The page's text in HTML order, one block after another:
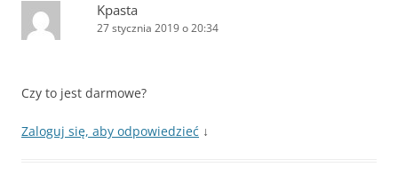
Kpasta
27 stycznia 2019 o 20:34
Czy to jest darmowe?
Zaloguj się, aby odpowiedzieć ↓